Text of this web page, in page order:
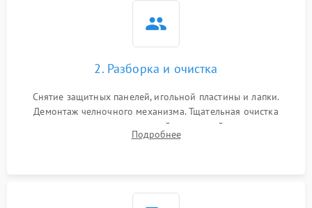
2. Разборка и очистка
Снятие защитных панелей, игольной пластины и лапки.
Демонтаж челночного механизма. Тщательная очистка
внутренних узлов от скопившейся тканевой пыли, очесов,
остатков старой смазки и обрывков нитей с помощью
Подробнее